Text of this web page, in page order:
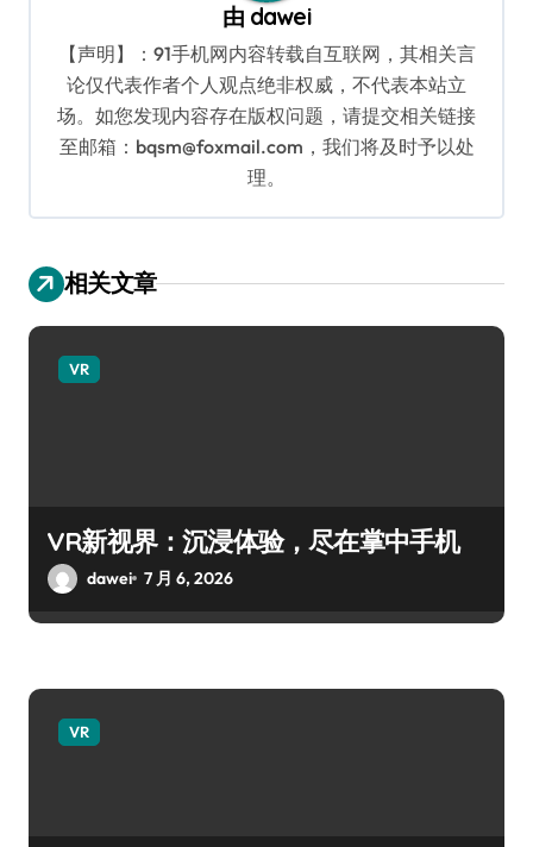
由 dawei
【声明】：91手机网内容转载自互联网，其相关言
论仅代表作者个人观点绝非权威，不代表本站立
场。如您发现内容存在版权问题，请提交相关链接
至邮箱：bqsm@foxmail.com，我们将及时予以处
理。
相关文章
VR
VR新视界：沉浸体验，尽在掌中手机
dawei 7 月 6, 2026
VR